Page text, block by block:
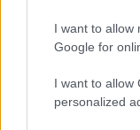
I want to allow
Google for
I want to allow
personalized
Ελλάδα|
Μάσκα:
τύπος